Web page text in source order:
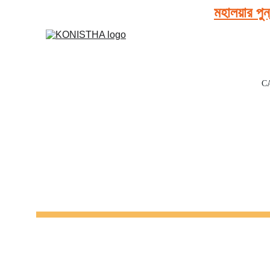
মহালয়ার